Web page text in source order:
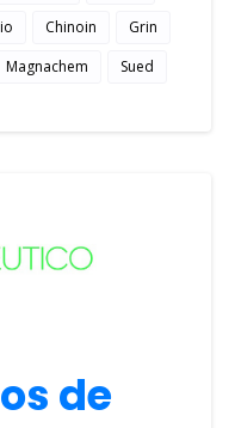
Chinoin
Grin
Magnachem Sued
de